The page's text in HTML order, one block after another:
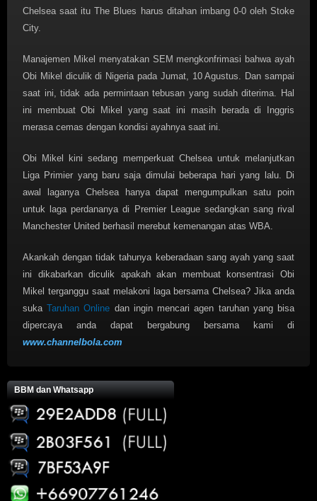
Chelsea saat itu The Blues harus ditahan imbang 0-0 oleh Stoke
City.
Manajemen Mikel menyatakan SEM mengkonfrimasi bahwa ayah
Obi Mikel diculik di Nigeria pada Jumat, 10 Agustus. Dan sampai
saat ini, tidak ada permintaan tebusan yang sudah diterima. Hal
ini membuat Obi Mikel yang saat ini masih berada di Inggris
merasa cemas dengan kondisi ayahnya saat ini.
Obi Mikel kini sedang memperkuat Chelsea untuk melanjutkan
Liga Primier yang baru saja dimulai beberapa hari yang lalu. Di
awal laganya Chelsea hanya dapat mengumpulkan satu poin
untuk laga perdananya di Premier League sedangkan sang rival
Manchester United berhasil merebut kemenangan atas WBA.
Akankah dengan tidak tahunya keberadaan sang ayah yang saat
ini dikabarkan diculik apakah akan membuat konsentrasi Obi
Mikel terganggu saat melakoni laga bersama Chelsea? Jika anda
sukaTaruhan Online dan ingin mencari agen taruhan yang bisa
dipercaya anda dapat bergabung bersama kami di
www.channelbola.com
BBM dan Whatsapp